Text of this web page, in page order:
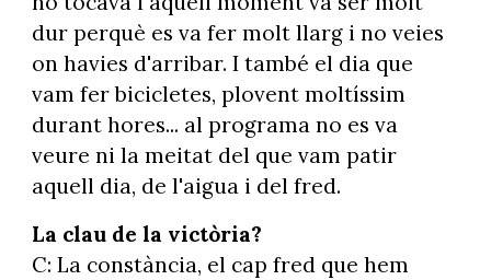
dur perquè es va fer molt llarg i no veies
on havies d'arribar. I també el dia que
vam fer bicicletes, plovent moltíssim
durant hores... al programa no es va
veure ni la meitat del que vam patir
aquell dia, de l'aigua i del fred.
La clau de la victòria?
C: La constància, el cap fred que hem